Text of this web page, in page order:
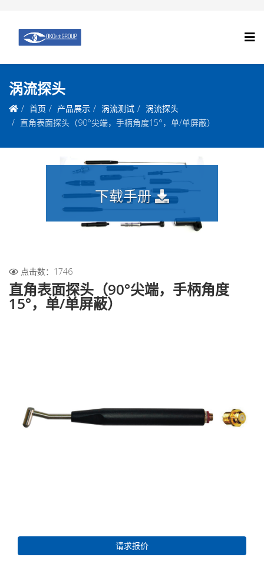
涡流探头
首页 产品展示 涡流测试
涡流探头
直角表面探头（90°尖端，手柄角度15°，单/单屏蔽）
下载手册
点击数：1746
直角表面探头（90°尖端，手柄角度
15°，单/单屏蔽）
请求报价